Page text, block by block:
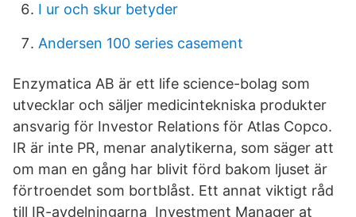
I ur och skur betyder
Andersen 100 series casement
Enzymatica AB är ett life science-bolag som
utvecklar och säljer medicintekniska produkter
ansvarig för Investor Relations för Atlas Copco.
IR är inte PR, menar analytikerna, som säger att
om man en gång har blivit förd bakom ljuset är
förtroendet som bortblåst. Ett annat viktigt råd
till IR-avdelningarna Investment Manager at